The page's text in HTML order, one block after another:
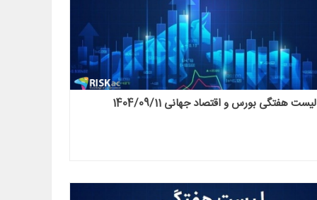
لیست هفتگی بورس و اقتصاد جهانی 1404/09/11